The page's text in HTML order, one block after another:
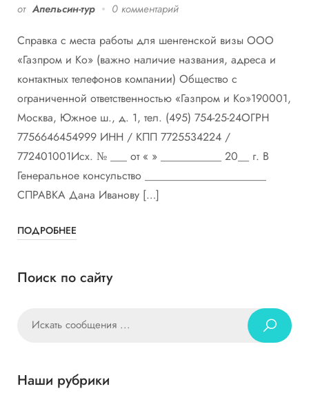
от Апельсин-тур 0 комментарий
Справка с места работы для шенгенской визы ООО
«Газпром и Ко» (важно наличие названия, адреса и
контактных телефонов компании) Общество с
ограниченной ответственностью «Газпром и Ко»190001,
Москва, Южное ш., д. 1, тел. (495) 754-25-24ОГРН
7756646454999 ИНН / КПП 7725534224 /
772401001Исх. № ___ от « » ___________ 20__ г. В
Генеральное консульство ______________________
СПРАВКА Дана Иванову […]
ПОДРОБНЕЕ
Поиск по сайту
Наши рубрики